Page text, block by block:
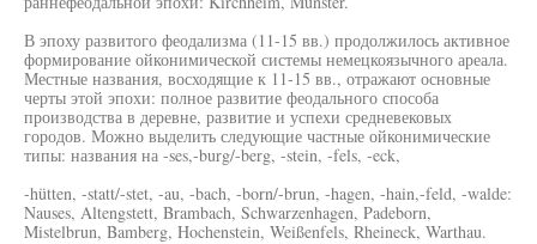
В эпоху развитого феодализма (11-15 вв.) продолжилось активное
формирование ойконимической системы немецкоязычного ареала.
Местные названия, восходящие к 11-15 вв., отражают основные
черты этой эпохи: полное развитие феодального способа
производства в деревне, развитие и успехи средневековых
городов. Можно выделить следующие частные ойконимические
типы: названия на -ses,-burg/-berg, -stein, -fels, -eck,
-hütten, -statt/-stet, -au, -bach, -born/-brun, -hagen, -hain,-feld, -walde:
Nauses, Altengstett, Brambach, Schwarzenhagen, Padeborn,
Mistelbrun, Bamberg, Hochenstein, Weißenfels, Rheineck, Warthau.